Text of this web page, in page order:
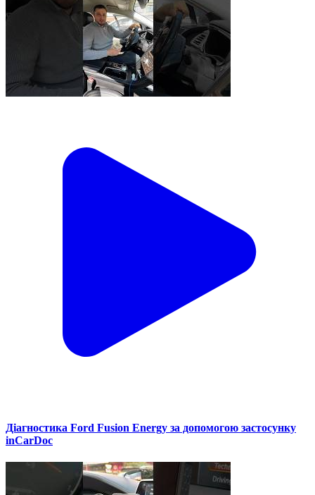
Діагностика Ford Fusion Energy за допомогою застосунку
inCarDoc